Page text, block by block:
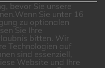
bevor Sie unsere
Wenn Sie unter 16
zu optionalen
Sie Ihre
bitten. Wir
Technologien auf
sind essenziell,
Website und Ihre